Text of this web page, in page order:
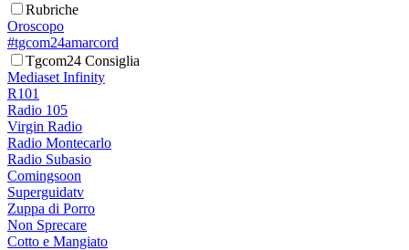
Rubriche
Oroscopo
#tgcom24amarcord
Tgcom24 Consiglia
Mediaset Infinity
R101
Radio 105
Virgin Radio
Radio Montecarlo
Radio Subasio
Comingsoon
Superguidatv
Zuppa di Porro
Non Sprecare
Cotto e Mangiato